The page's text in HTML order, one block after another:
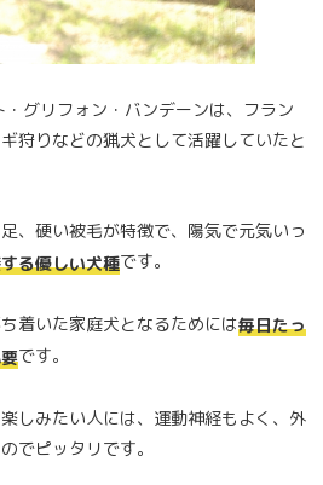
グリフォン・バンデーンは、フラン
狩りなどの猟犬として活躍していたと
、硬い被毛が特徴で、陽気で元気いっ
る優しい犬種です。
着いた家庭犬となるためには毎日たっ
です。
しみたい人には、運動神経もよく、外
でピッタリです。